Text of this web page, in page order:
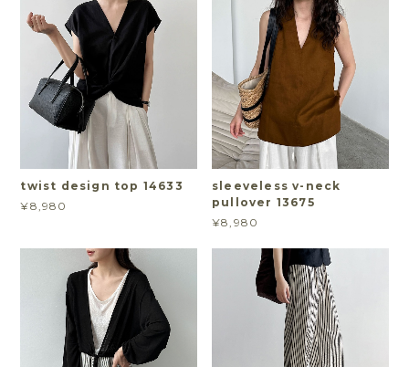
twist design top 14633
¥8,980
sleeveless v-neck
pullover 13675
¥8,980